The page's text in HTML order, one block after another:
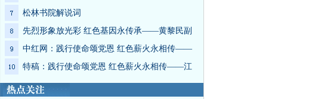
松林书院解说词
先烈形象放光彩 红色基因永传承——黄黎民副
中红网：践行使命颂党恩 红色薪火永相传——
特稿：践行使命颂党恩 红色薪火永相传——江